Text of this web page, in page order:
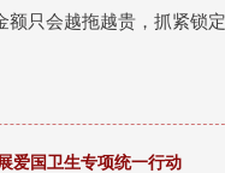
只会越拖越贵，抓紧锁定
爱国卫生专项统一行动